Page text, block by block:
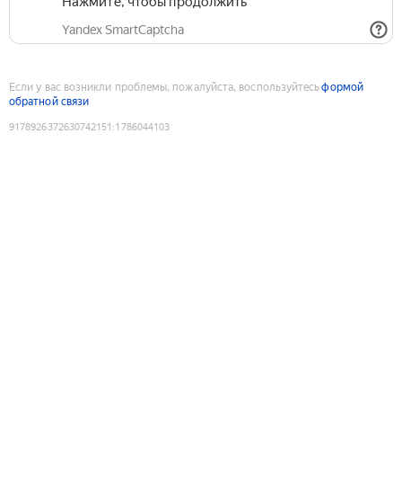
Yandex SmartCaptcha
Если у вас возникли проблемы, пожалуйста, воспользуйтесьформой
обратной связи
9178926372630742151 :1786044103